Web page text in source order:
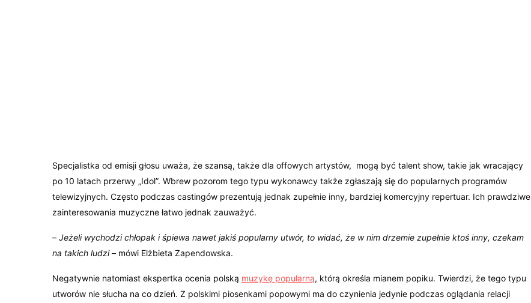
Specjalistka od emisji głosu uważa, że szansą, także dla offowych artystów, mogą być talent show, takie jak wracający
po 10 latach przerwy „Idol”. Wbrew pozorom tego typu wykonawcy także zgłaszają się do popularnych programów
telewizyjnych. Często podczas castingów prezentują jednak zupełnie inny, bardziej komercyjny repertuar. Ich prawdziwe
zainteresowania muzyczne łatwo jednak zauważyć.
–Jeżeli wychodzi chłopak i śpiewa nawet jakiś popularny utwór, to widać, że w nim drzemie zupełnie ktoś inny, czekam
na takich ludzi– mówi Elżbieta Zapendowska.
Negatywnie natomiast ekspertka ocenia polską muzykę popularną, którą określa mianem popiku. Twierdzi, że tego typu
utworów nie słucha na co dzień. Z polskimi piosenkami popowymi ma do czynienia jedynie podczas oglądania relacji